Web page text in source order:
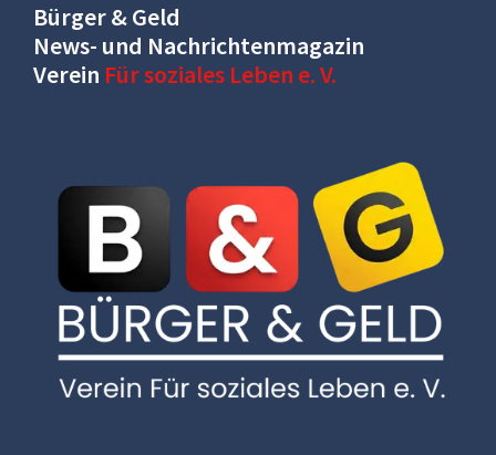
Bürger & Geld
News- und Nachrichtenmagazin
Verein Für soziales Leben e. V.